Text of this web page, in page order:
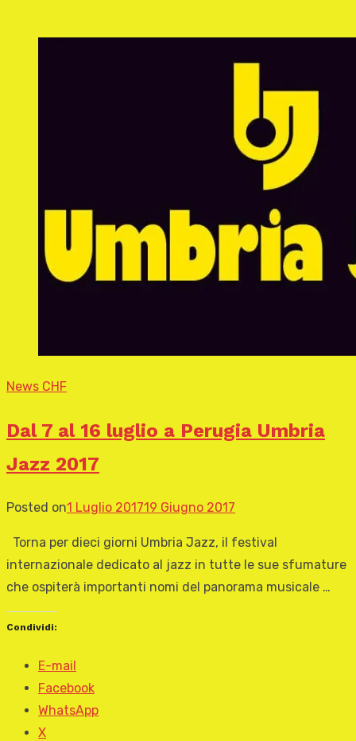
News CHF
Dal 7 al 16 luglio a Perugia Umbria
Jazz 2017
Posted on1 Luglio 201719 Giugno 2017
Torna per dieci giorni Umbria Jazz, il festival
internazionale dedicato al jazz in tutte le sue sfumature
che ospiterà importanti nomi del panorama musicale …
Condividi:
E-mail
Facebook
WhatsApp
X